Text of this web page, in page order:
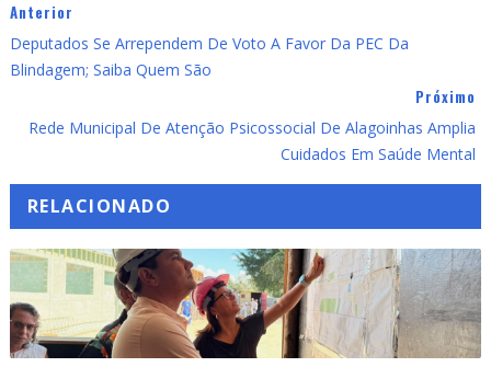
Anterior
Deputados Se Arrependem De Voto A Favor Da PEC Da
Blindagem; Saiba Quem São
Próximo
Rede Municipal De Atenção Psicossocial De Alagoinhas Amplia
Cuidados Em Saúde Mental
RELACIONADO